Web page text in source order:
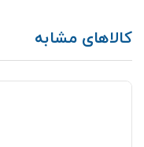
کالاهای مشابه